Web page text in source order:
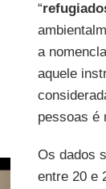
“
a
aquele
pessoas é
Os dados
entre 20 e